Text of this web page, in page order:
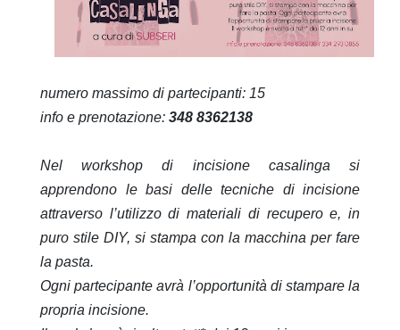
numero massimo di partecipanti: 15
info e prenotazione: 348 8362138
Nel workshop di incisione casalinga si
apprendono le basi delle tecniche di incisione
attraverso l’utilizzo di materiali di recupero e, in
puro stile DIY, si stampa con la macchina per fare
la pasta.
Ogni partecipante avrà l’opportunità di stampare la
propria incisione.